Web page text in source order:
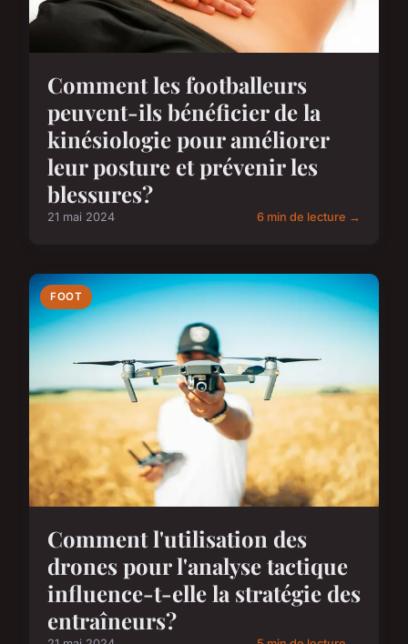
Comment les footballeurs
peuvent-ils bénéficier de la
kinésiologie pour améliorer
leur posture et prévenir les
blessures?
21 mai 2024 6 min de lecture →
FOOT
Comment l'utilisation des
drones pour l'analyse tactique
influence-t-elle la stratégie des
entraîneurs?